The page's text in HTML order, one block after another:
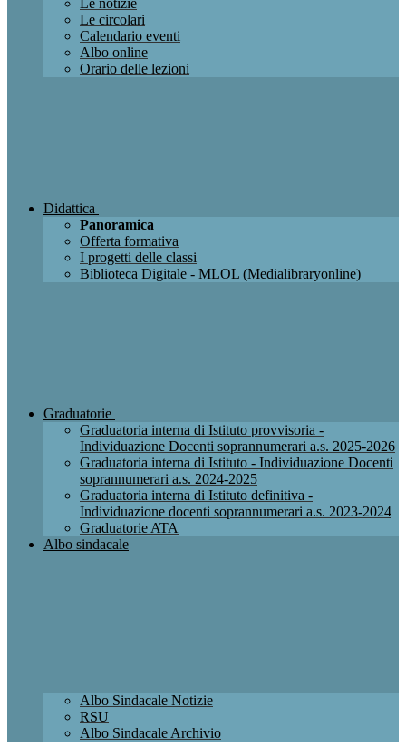
Le notizie
Le circolari
Calendario eventi
Albo online
Orario delle lezioni
Didattica
Panoramica
Offerta formativa
I progetti delle classi
Biblioteca Digitale - MLOL (Medialibraryonline)
Graduatorie
Graduatoria interna di Istituto provvisoria -
Individuazione Docenti soprannumerari a.s. 2025-2026
Graduatoria interna di Istituto - Individuazione Docenti
soprannumerari a.s. 2024-2025
Graduatoria interna di Istituto definitiva -
Individuazione docenti soprannumerari a.s. 2023-2024
Graduatorie ATA
Albo sindacale
Albo Sindacale Notizie
RSU
Albo Sindacale Archivio